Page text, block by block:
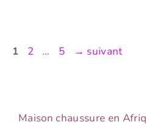
Page
1 Page
2 … Page
5 → suivant
Maison chaussure en